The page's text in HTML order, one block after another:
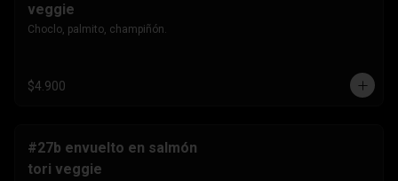
veggie
Choclo, palmito, champiñón.
$4.900
#27b envuelto en salmón
tori veggie